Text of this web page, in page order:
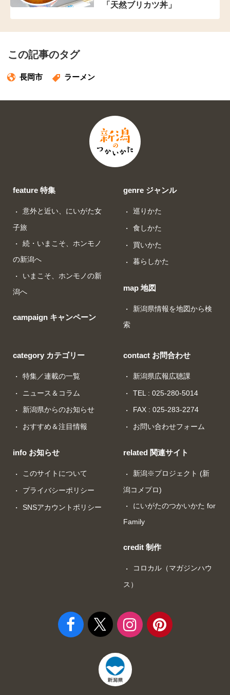
「天然ブリカツ丼」
この記事のタグ
長岡市 ラーメン
feature 特集
意外と近い、にいがた女
子旅
続・いまこそ、ホンモノ
の新潟へ
いまこそ、ホンモノの新
潟へ
campaign キャンペーン
genre ジャンル
巡りかた
食しかた
買いかた
暮らしかた
map 地図
新潟県情報を地図から検
索
category カテゴリー
特集／連載の一覧
ニュース＆コラム
新潟県からのお知らせ
おすすめ＆注目情報
info お知らせ
このサイトについて
プライバシーポリシー
SNSアカウントポリシー
contact お問合わせ
新潟県広報広聴課
TEL : 025-280-5014
FAX : 025-283-2274
お問い合わせフォーム
related 関連サイト
新潟※プロジェクト (新
潟コメプロ)
にいがたのつかいかた for
Family
credit 制作
コロカル（マガジンハウ
ス）